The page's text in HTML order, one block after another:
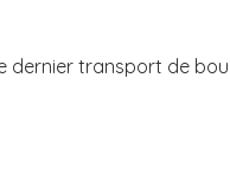
dernier transport de